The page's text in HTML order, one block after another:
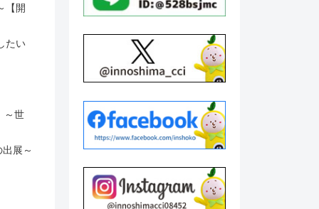
【開
たい
～世
展～